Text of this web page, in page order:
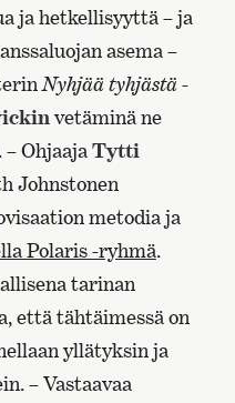
ja hetkellisyyttä – ja
asema –
Nyhjää tyhjästä-
vetäminä ne
OhjaajaTytti
Johnstonen
metodia ja
Polaris -ryhmä.
tarinan
että tähtäimessä on
yllätyksin ja
– Vastaavaa